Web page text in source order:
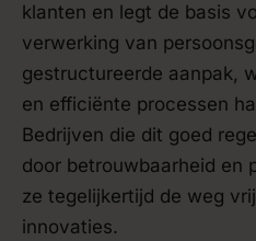
klanten en legt de basis
verwerking van
gestructureerde aanpak,
en efficiënte processen
Bedrijven die dit goed
door betrouwbaarheid en
ze tegelijkertijd de weg
innovaties.